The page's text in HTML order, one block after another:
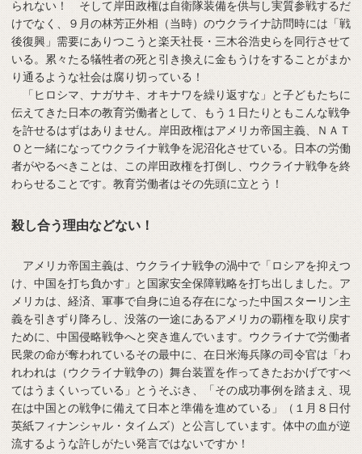
られない！ そして岸田政権は自衛隊装備を供与し実質参戦するだ
けでなく、９月の林芳正外相（当時）のウクライナ訪問時には「戦
後復興」需要にありつこうと楽天社長・三木谷浩史らを同行させて
いる。累々たる犠牲者の死と引き換えに金もうけをすることがまか
り通るような社会は腐り切っている！
「ヒロシマ、ナガサキ、オキナワを繰り返すな」と子どもたちに
伝えてきた日本の教育労働者として、もう１日たりともこんな戦争
を許せるはずはありません。岸田政権はアメリカ帝国主義、ＮＡＴ
Ｏと一緒になってウクライナ戦争を泥沼化させている。日本の労働
者がやるべきことは、この岸田政権を打倒し、ウクライナ戦争を終
わらせることです。教育労働者はその先頭に立とう！
殺し合う理由などない！
アメリカ帝国主義は、ウクライナ戦争の渦中で「ロシアを抑えつ
け、中国を打ち負かす」と国家安全保障戦略を打ち出しました。ア
メリカは、経済、軍事で自身に迫る存在になった中国スターリン主
義を引きずり降ろし、没落の一途にあるアメリカの覇権を取り戻す
ために、中国侵略戦争へと突き進んでいます。ウクライナで労働者
民衆の命が奪われているその最中に、在日米海兵隊の司令官は「わ
れわれは（ウクライナ戦争の）舞台装置を作ってきたおかげですべ
てはうまくいっている」とうそぶき、「その成功事例を踏まえ、現
在は中国との戦争に備えて日本と準備を進めている」（１月８日付
英紙フィナンシャル・タイムズ）と公言しています。体中の血が逆
流するような許しがたい発言ではないですか！